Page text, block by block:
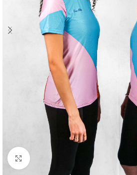
Cliquez pour agrandir